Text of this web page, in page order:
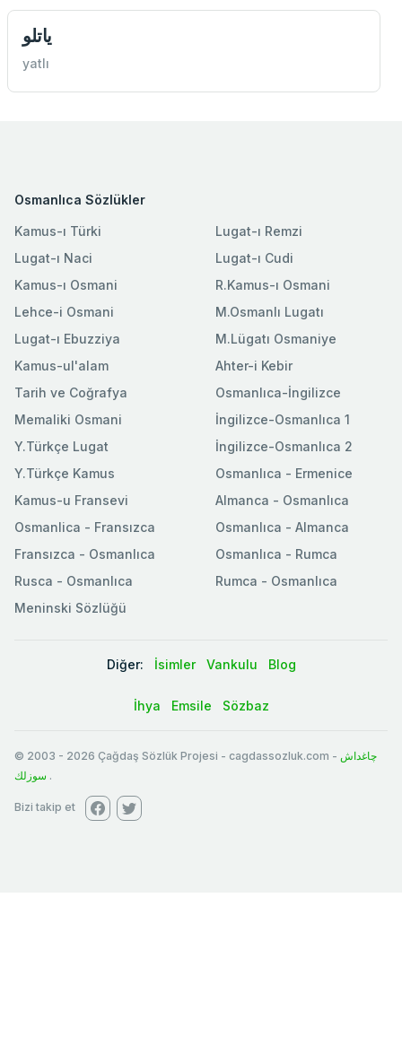
یاتلو
yatlı
Osmanlıca Sözlükler
Kamus-ı Türki
Lugat-ı Naci
Kamus-ı Osmani
Lehce-i Osmani
Lugat-ı Ebuzziya
Lugat-ı Remzi
Lugat-ı Cudi
R.Kamus-ı Osmani
M.Osmanlı Lugatı
M.Lügatı Osmaniye
Kamus-ul'alam
Tarih ve Coğrafya
Memaliki Osmani
Y.Türkçe Lugat
Y.Türkçe Kamus
Ahter-i Kebir
Osmanlıca-İngilizce
İngilizce-Osmanlıca 1
İngilizce-Osmanlıca 2
Osmanlıca - Ermenice
Kamus-u Fransevi
Osmanlica - Fransızca
Fransızca - Osmanlıca
Rusca - Osmanlıca
Meninski Sözlüğü
Almanca - Osmanlıca
Osmanlıca - Almanca
Osmanlıca - Rumca
Rumca - Osmanlıca
Diğer: İsimler Vankulu Blog
İhya Emsile Sözbaz
© 2003 - 2026 Çağdaş Sözlük Projesi - cagdassozluk.com - چاغداش
سوزلك .
Bizi takip et